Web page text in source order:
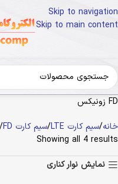
Skip to navigation
Skip to main content
FD زونیکس
خانه سیم کارت LTE سیم کارت FD
Showing all 4 results
نمایش نوار کناری